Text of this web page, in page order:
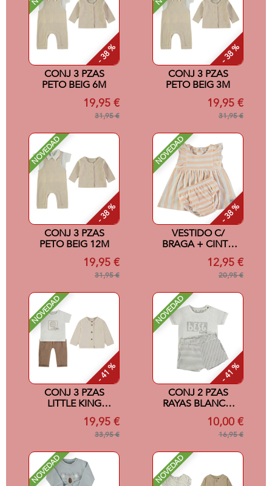
- 38 %
CONJ 3 PZAS
PETO BEIG 6M
19,95 €
31,95 €
- 38 %
CONJ 3 PZAS
PETO BEIG 3M
19,95 €
31,95 €
NOVEDAD
- 38 %
CONJ 3 PZAS
PETO BEIG 12M
19,95 €
31,95 €
NOVEDAD
- 38 %
VESTIDO C/
BRAGA + CINTA
SALMON 12M
12,95 €
20,95 €
NOVEDAD
- 41 %
CONJ 3 PZAS
LITTLE KING
CRUDO 12M19,95 €
33,95 €
NOVEDAD
- 41 %
CONJ 2 PZAS
RAYAS BLANCO
10,00 €
16,95 €
NOVEDAD NOVEDAD